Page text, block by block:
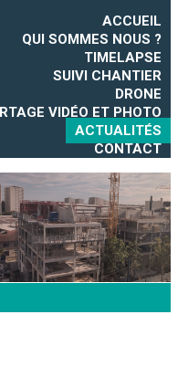
ACCUEIL
QUI SOMMES NOUS ?
TIMELAPSE
SUIVI CHANTIER
DRONE
VIDÉO ET PHOTO
ACTUALITÉS
CONTACT